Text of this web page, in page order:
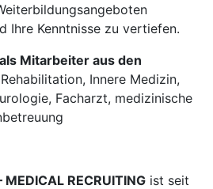
Ihre Kenntnisse zu vertiefen.
Mitarbeiter aus den
Innere Medizin,
Facharzt, medizinische
MEDICAL RECRUITING ist seit